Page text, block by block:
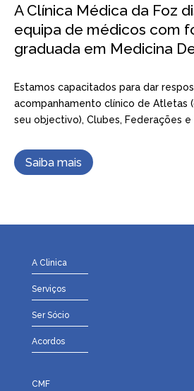
A Clínica Médica da Foz
equipa de médicos com
graduada em Medicina
Estamos capacitados para dar
acompanhamento clínico de Atletas
seu objectivo), Clubes, Federações
Saiba mais
A Clinica
Serviços
Ser Sócio
Acordos
CMF